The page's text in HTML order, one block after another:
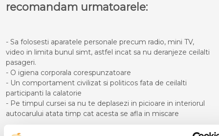
recomandam urmatoarele:
- Sa folosesti aparatele personale precum radio, mini TV,
video in limita bunul simt, astfel incat sa nu deranjeze ceilalti
pasageri.
- O igiena corporala corespunzatoare
- Un comportament civilizat si politicos fata de ceilalti
participanti la calatorie
- Pe timpul cursei sa nu te deplasezi in picioare in interiorul
autocarului atata timp cat acesta se afla in miscare